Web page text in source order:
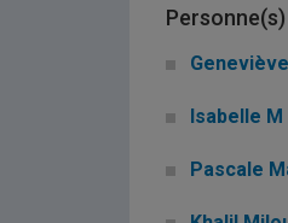
Isabelle M
Pascale